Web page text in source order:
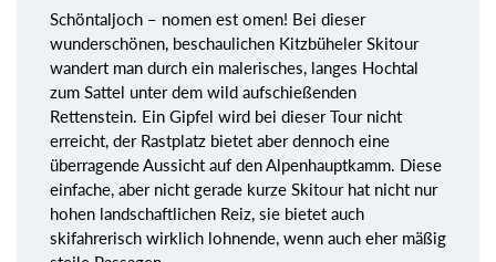
Schöntaljoch – nomen est omen! Bei dieser
wunderschönen, beschaulichen Kitzbüheler Skitour
wandert man durch ein malerisches, langes Hochtal
zum Sattel unter dem wild aufschießenden
Rettenstein. Ein Gipfel wird bei dieser Tour nicht
erreicht, der Rastplatz bietet aber dennoch eine
überragende Aussicht auf den Alpenhauptkamm. Diese
einfache, aber nicht gerade kurze Skitour hat nicht nur
hohen landschaftlichen Reiz, sie bietet auch
skifahrerisch wirklich lohnende, wenn auch eher mäßig